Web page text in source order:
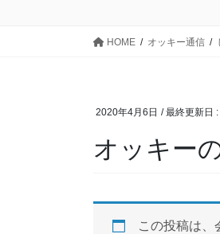
HOME オッキー通信
2020年4月6日 / 最終更新日 :
オッキー
この投稿は、